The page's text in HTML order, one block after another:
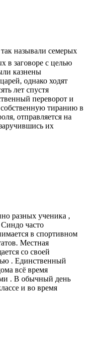
называли семерых
в заговоре с целью
казнены
однако ходят
лет спустя
переворот и
тиранию в
отправляется на
их
разных ученика ,
часто
в спортивном
Местная
со своей
. Единственный
всё время
. В обычный день
и во время